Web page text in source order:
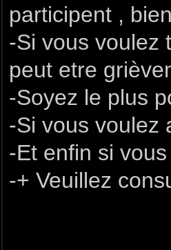
participent ,
-Si vous voulez
peut etre
-Soyez le plus
-Si vous voulez
-Et enfin si
-+ Veuillez